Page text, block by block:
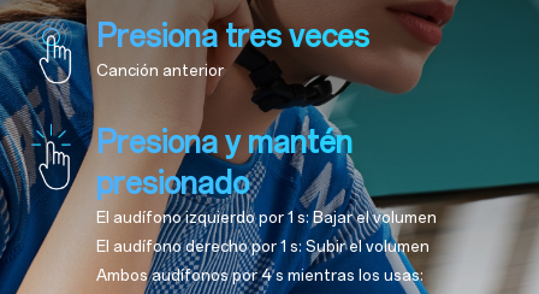
Presiona tres veces
Canción anterior
Presiona y mantén
presionado
El audífono izquierdo por 1 s: Bajar el volumen
El audífono derecho por 1 s: Subir el volumen
Ambos audífonos por 4 s mientras los usas: